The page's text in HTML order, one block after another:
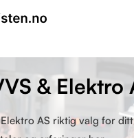
AS riktig valg for
& Elektro